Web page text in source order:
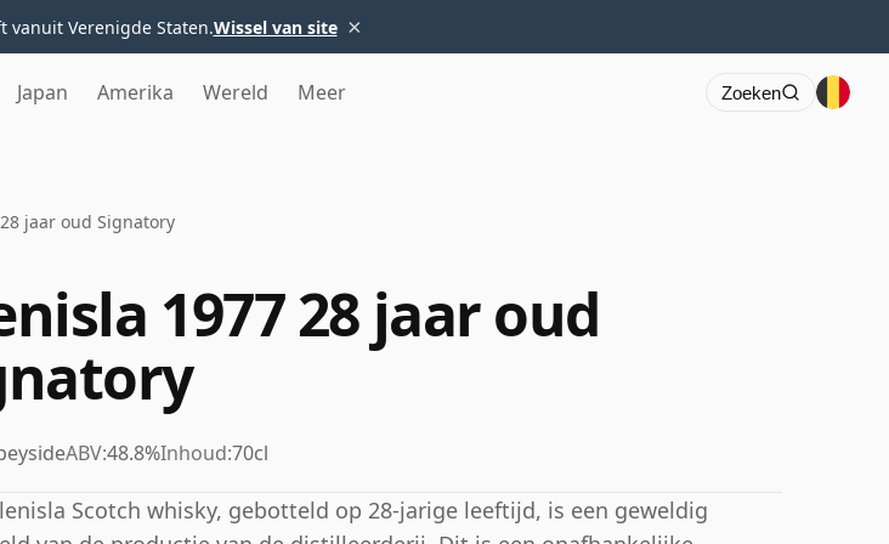
Verenigde Staten.Wissel van site ×
Japan Amerika Wereld Meer Zoeken
jaar oud Signatory
1977 28 jaar oud
ABV:48.8%Inhoud:70cl
Scotch whisky, gebotteld op 28-jarige leeftijd, is een geweldig